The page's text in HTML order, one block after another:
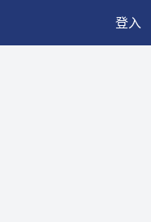
登入